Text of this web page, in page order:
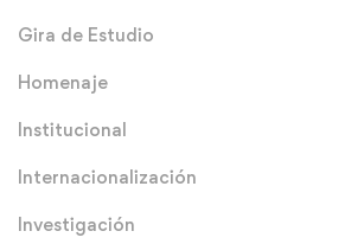
Gira de Estudio
Homenaje
Institucional
Internacionalización
Investigación